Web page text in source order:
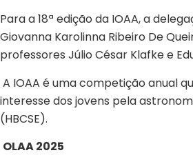
Para a 18ª edição da IOAA, a
Giovanna Karolinna Ribeiro De
professores Júlio César Klafke e
A IOAA é uma competição anual
interesse dos jovens pela
(HBCSE).
OLAA 2025